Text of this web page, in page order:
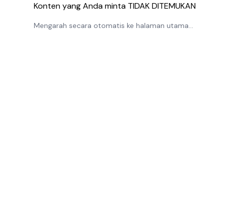
Konten yang Anda minta TIDAK DITEMUKAN
Mengarah secara otomatis ke halaman utama...